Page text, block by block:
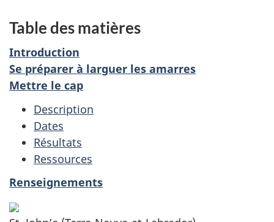
Table des matières
Introduction
Se préparer à larguer les amarres
Mettre le cap
Description
Dates
Résultats
Ressources
Renseignements